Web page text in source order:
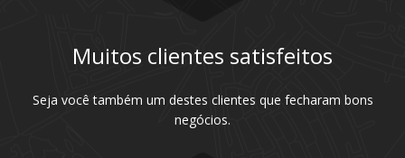
Muitos clientes satisfeitos
Seja você também um destes clientes que fecharam bons
negócios.